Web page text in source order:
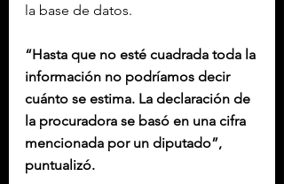
la base de datos.
“Hasta que no esté cuadrada toda la
información no podríamos decir
cuánto se estima. La declaración de
la procuradora se basó en una cifra
mencionada por un diputado”,
puntualizó.